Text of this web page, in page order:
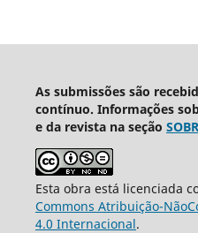
As submissões são
contínuo. Informações
e da revista na seção
Esta obra está licenciada
Commons Atribuição-
4.0 Internacional.